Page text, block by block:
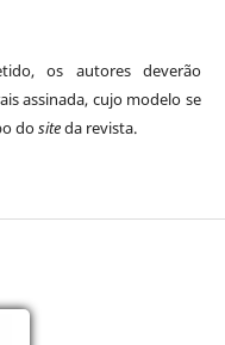
os autores deverão
assinada, cujo modelo se
dositeda revista.